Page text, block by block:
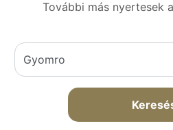
További más nyertesek